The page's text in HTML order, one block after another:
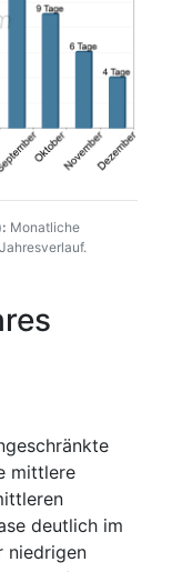
Monatliche
mittlere
deutlich im
niedrigen